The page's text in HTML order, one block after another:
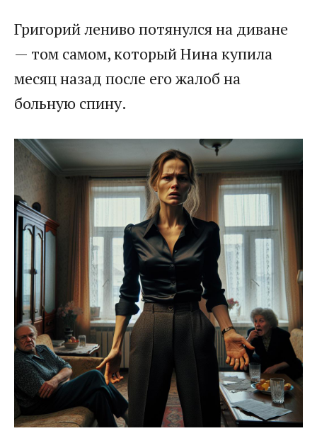
Григорий лениво потянулся на диване
— том самом, который Нина купила
месяц назад после его жалоб на
больную спину.